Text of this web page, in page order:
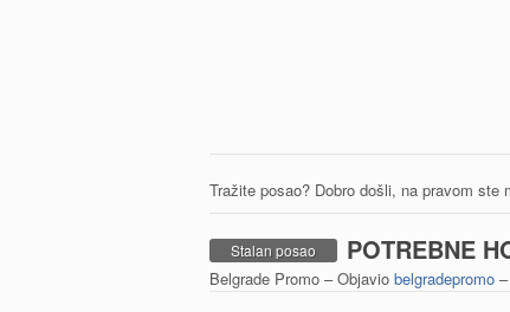
Tražite posao? Dobro došli, na pravom ste
Stalan posao POTREBNE
Belgrade Promo – Objavio belgradepromo –